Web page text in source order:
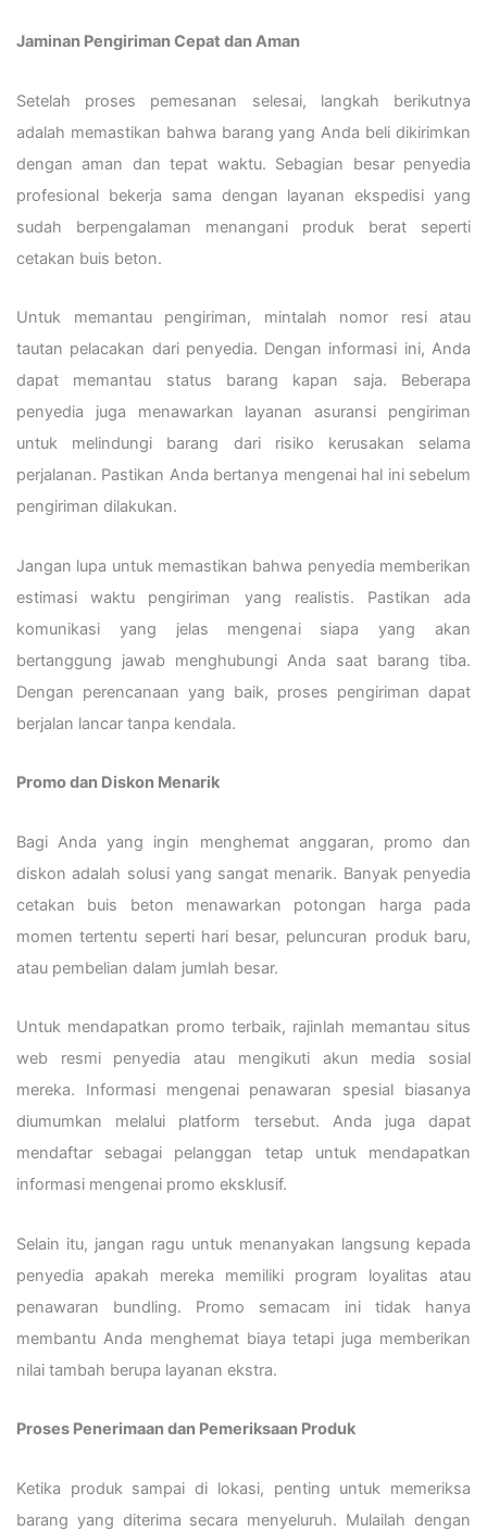
Jaminan Pengiriman Cepat dan Aman
Setelah proses pemesanan selesai, langkah berikutnya
adalah memastikan bahwa barang yang Anda beli dikirimkan
dengan aman dan tepat waktu. Sebagian besar penyedia
profesional bekerja sama dengan layanan ekspedisi yang
sudah berpengalaman menangani produk berat seperti
cetakan buis beton.
Untuk memantau pengiriman, mintalah nomor resi atau
tautan pelacakan dari penyedia. Dengan informasi ini, Anda
dapat memantau status barang kapan saja. Beberapa
penyedia juga menawarkan layanan asuransi pengiriman
untuk melindungi barang dari risiko kerusakan selama
perjalanan. Pastikan Anda bertanya mengenai hal ini sebelum
pengiriman dilakukan.
Jangan lupa untuk memastikan bahwa penyedia memberikan
estimasi waktu pengiriman yang realistis. Pastikan ada
komunikasi yang jelas mengenai siapa yang akan
bertanggung jawab menghubungi Anda saat barang tiba.
Dengan perencanaan yang baik, proses pengiriman dapat
berjalan lancar tanpa kendala.
Promo dan Diskon Menarik
Bagi Anda yang ingin menghemat anggaran, promo dan
diskon adalah solusi yang sangat menarik. Banyak penyedia
cetakan buis beton menawarkan potongan harga pada
momen tertentu seperti hari besar, peluncuran produk baru,
atau pembelian dalam jumlah besar.
Untuk mendapatkan promo terbaik, rajinlah memantau situs
web resmi penyedia atau mengikuti akun media sosial
mereka. Informasi mengenai penawaran spesial biasanya
diumumkan melalui platform tersebut. Anda juga dapat
mendaftar sebagai pelanggan tetap untuk mendapatkan
informasi mengenai promo eksklusif.
Selain itu, jangan ragu untuk menanyakan langsung kepada
penyedia apakah mereka memiliki program loyalitas atau
penawaran bundling. Promo semacam ini tidak hanya
membantu Anda menghemat biaya tetapi juga memberikan
nilai tambah berupa layanan ekstra.
Proses Penerimaan dan Pemeriksaan Produk
Ketika produk sampai di lokasi, penting untuk memeriksa
barang yang diterima secara menyeluruh. Mulailah dengan